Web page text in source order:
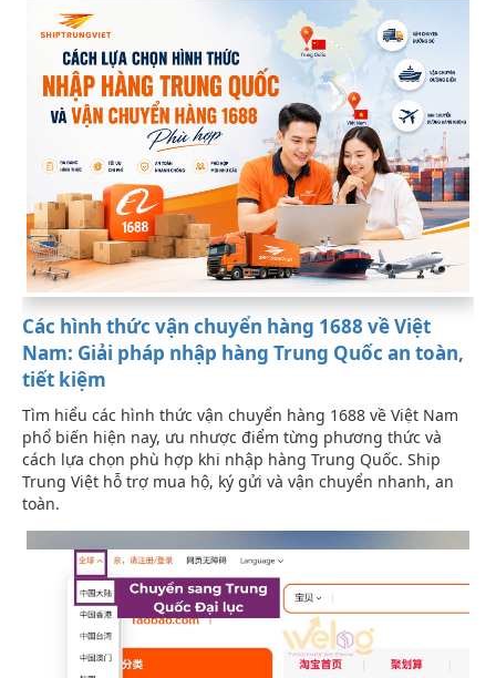
Các hình thức vận chuyển hàng 1688 về Việt
Nam: Giải pháp nhập hàng Trung Quốc an toàn,
tiết kiệm
Tìm hiểu các hình thức vận chuyển hàng 1688 về Việt Nam
phổ biến hiện nay, ưu nhược điểm từng phương thức và
cách lựa chọn phù hợp khi nhập hàng Trung Quốc. Ship
Trung Việt hỗ trợ mua hộ, ký gửi và vận chuyển nhanh, an
toàn.